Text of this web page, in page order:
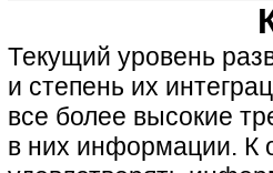
Текущий уровень
и степень их
все более высокие
в них информации. К